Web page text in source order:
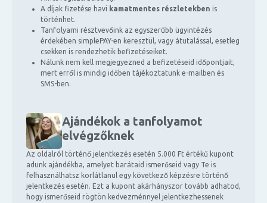
A díjak fizetése havi kamatmentes részletekben is
történhet.
Tanfolyami résztvevőink az egyszerűbb ügyintézés
érdekében simplePAY-en keresztül, vagy átutalással, esetleg
csekken is rendezhetik befizetéseiket.
Nálunk nem kell megjegyezned a befizetéseid időpontjait,
mert erről is mindig időben tájékoztatunk e-mailben és
SMS-ben.
Ajándékok a tanfolyamot
elvégzőknek
Az oldalról történő jelentkezés esetén 5.000 Ft értékű kupont
adunk ajándékba, amelyet barátaid ismerőseid vagy Te is
felhasználhatsz korlátlanul egy következő képzésre történő
jelentkezés esetén. Ezt a kupont akárhányszor tovább adhatod,
hogy ismerőseid rögtön kedvezménnyel jelentkezhessenek